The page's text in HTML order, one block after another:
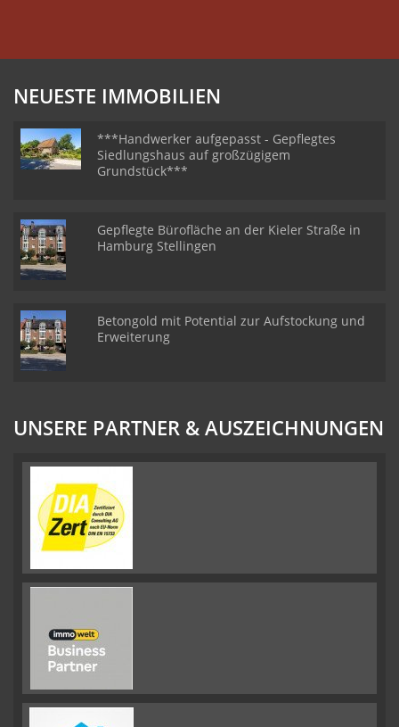
NEUESTE IMMOBILIEN
***Handwerker aufgepasst - Gepflegtes
Siedlungshaus auf großzügigem
Grundstück***
Gepflegte Bürofläche an der Kieler Straße in
Hamburg Stellingen
Betongold mit Potential zur Aufstockung und
Erweiterung
UNSERE PARTNER & AUSZEICHNUNGEN